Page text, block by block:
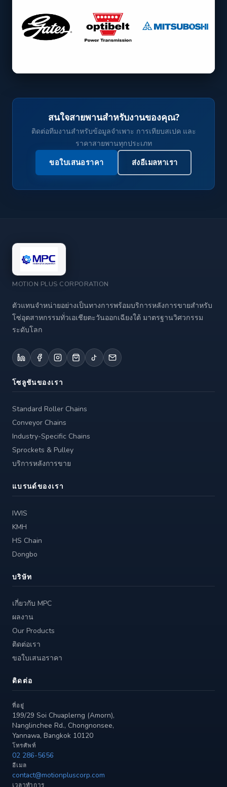
สนใจสายพานสำหรับงานของคุณ?
ติดต่อทีมงานสำหรับข้อมูลจำเพาะ การเทียบสเปค และ
ราคาสายพานทุกประเภท
ขอใบเสนอราคา ส่งอีเมลหาเรา
MOTION PLUS CORPORATION
ตัวแทนจำหน่ายอย่างเป็นทางการพร้อมบริการหลังการขายสำหรับ
โซ่อุตสาหกรรมทั่วเอเชียตะวันออกเฉียงใต้ มาตรฐานวิศวกรรม
ระดับโลก
โซลูชันของเรา
Standard Roller Chains
Conveyor Chains
Industry-Specific Chains
Sprockets & Pulley
บริการหลังการขาย
แบรนด์ของเรา
IWIS
KMH
HS Chain
Dongbo
บริษัท
เกี่ยวกับ MPC
ผลงาน
Our Products
ติดต่อเรา
ขอใบเสนอราคา
ติดต่อ
ที่อยู่
199/29 Soi Chuaplerng (Amorn),
Nanglinchee Rd., Chongnonsee,
Yannawa, Bangkok 10120
โทรศัพท์
02 286-5656
อีเมล
contact@motionpluscorp.com
เวลาทำการ